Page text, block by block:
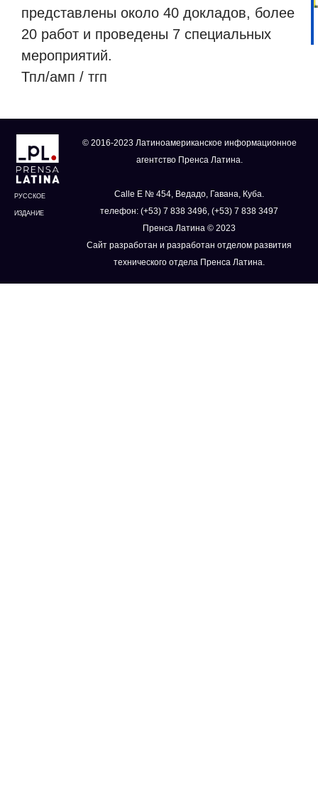
представлены около 40 докладов, более
20 работ и проведены 7 специальных
мероприятий.
Тпл/амп / тгп
РУССКОЕ
ИЗДАНИЕ
© 2016-2023 Латиноамериканское информационное
агентство Пренса Латина.
Calle E № 454, Ведадо, Гавана, Куба.
телефон: (+53) 7 838 3496, (+53) 7 838 3497
Пренса Латина © 2023
Сайт разработан и разработан отделом развития
технического отдела Пренса Латина.